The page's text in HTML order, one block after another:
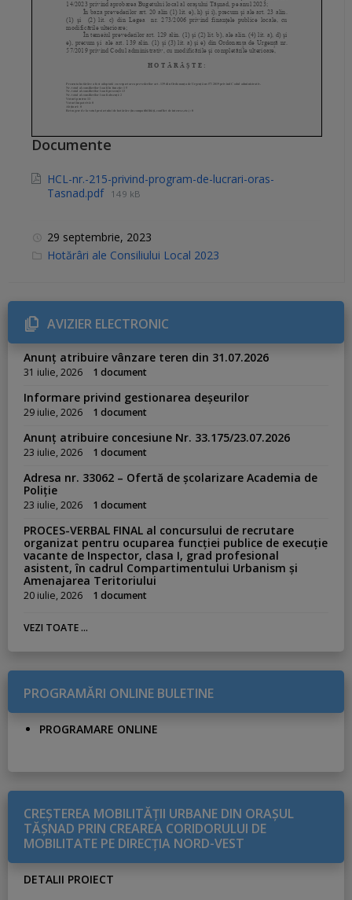
Documente
HCL-nr.-215-privind-program-de-lucrari-oras-
Tasnad.pdf 149 kB
29 septembrie, 2023
C
r
i
e
s
Hotărâri ale Consiliului Local 2023
AVIZIER ELECTRONIC
Anunț atribuire vânzare teren din 31.07.2026
31 iulie, 2026 1 document
Informare privind gestionarea deșeurilor
29 iulie, 2026 1 document
Anunț atribuire concesiune Nr. 33.175/23.07.2026
23 iulie, 2026 1 document
Adresa nr. 33062 – Ofertă de școlarizare Academia de
Poliție
23 iulie, 2026 1 document
PROCES-VERBAL FINAL al concursului de recrutare
organizat pentru ocuparea funcției publice de execuție
vacante de Inspector, clasa I, grad profesional
asistent, în cadrul Compartimentului Urbanism și
Amenajarea Teritoriului
20 iulie, 2026 1 document
VEZI TOATE ...
PROGRAMĂRI ONLINE BULETINE
PROGRAMARE ONLINE
CREŞTEREA MOBILITĂŢII URBANE DIN ORAŞUL
TĂŞNAD PRIN CREAREA CORIDORULUI DE
MOBILITATE PE DIRECŢIA NORD-VEST
DETALII PROIECT